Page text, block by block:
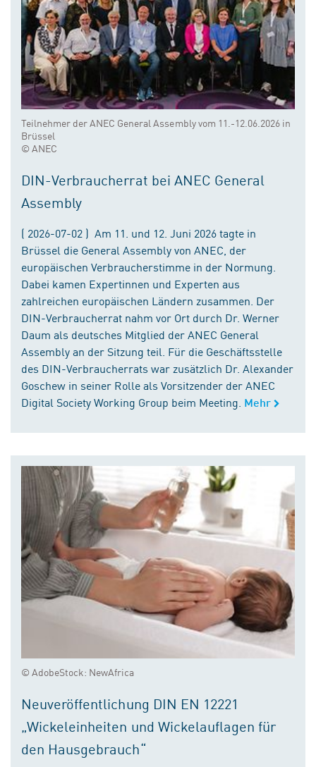
Teilnehmer der ANEC General Assembly vom 11.-12.06.2026 in
Brüssel
© ANEC
DIN-Verbraucherrat bei ANEC General
Assembly
( 2026-07-02 ) Am 11. und 12. Juni 2026 tagte in
Brüssel die General Assembly von ANEC, der
europäischen Verbraucherstimme in der Normung.
Dabei kamen Expertinnen und Experten aus
zahlreichen europäischen Ländern zusammen. Der
DIN-Verbraucherrat nahm vor Ort durch Dr. Werner
Daum als deutsches Mitglied der ANEC General
Assembly an der Sitzung teil. Für die Geschäftsstelle
des DIN-Verbraucherrats war zusätzlich Dr. Alexander
Goschew in seiner Rolle als Vorsitzender der ANEC
Digital Society Working Group beim Meeting. Mehr
© AdobeStock: NewAfrica
Neuveröffentlichung DIN EN 12221
„Wickeleinheiten und Wickelauflagen für
den Hausgebrauch“